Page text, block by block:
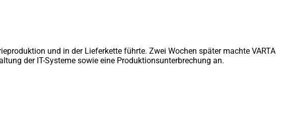
und in der Lieferkette führte. Zwei Wochen später machte VARTA
der IT-Systeme sowie eine Produktionsunterbrechung an.